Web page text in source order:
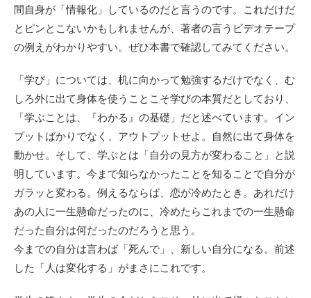
間自身が「情報化」しているのだと言うのです。これだけだ
とピンとこないかもしれませんが、著者の言うビデオテープ
の例えがわかりやすい。ぜひ本書で確認してみてください。
「学び」については、机に向かって勉強するだけでなく、む
しろ外に出て身体を使うことこそ学びの本質だとしており、
「学ぶことは、『わかる』の基礎」だと述べています。イン
プットばかりでなく、アウトプットせよ。自然に出て身体を
動かせ。そして、学ぶとは「自分の見方が変わること」と説
明しています。今まで知らなかったことを知ることで自分が
ガラッと変わる。例えるならば、恋が冷めたとき。あれだけ
あの人に一生懸命だったのに、冷めたらこれまでの一生懸命
だった自分は何だったのだろうと思う。
今までの自分は言わば「死んで」、新しい自分になる。前述
した「人は変化する」がまさにこれです。